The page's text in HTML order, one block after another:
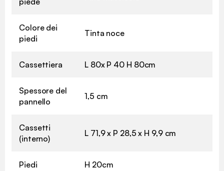
Colore dei
piedi
Tinta noce
Cassettiera L 80x P 40 H 80cm
Spessore del
pannello
1,5 cm
Cassetti
(interno)
L 71,9 x P 28,5 x H 9,9 cm
Piedi H 20cm